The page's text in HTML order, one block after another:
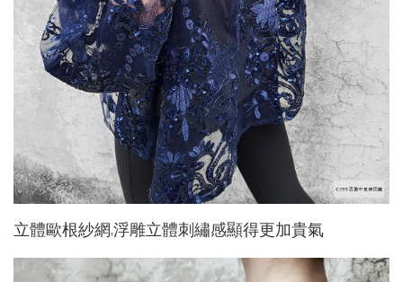
立體歐根紗網,浮雕立體刺繡感顯得更加貴氣